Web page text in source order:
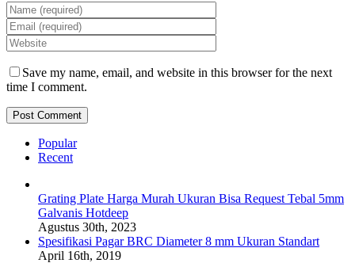
Save my name, email, and website in this browser for the next
time I comment.
Popular
Recent
Grating Plate Harga Murah Ukuran Bisa Request Tebal 5mm
Galvanis Hotdeep
Agustus 30th, 2023
Spesifikasi Pagar BRC Diameter 8 mm Ukuran Standart
April 16th, 2019